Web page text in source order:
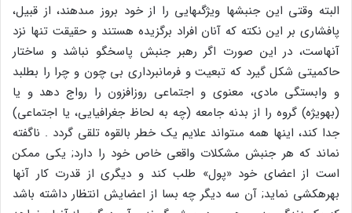
البته وقتى این جنبش‏ها ویژگى‏هایى را از خود بروز مى‏دهند، از قبیل،
پافشارى بر این نکته که آنان افراد برگزیده هستند و حقیقت تنها نزد
آنهاست، در این صورت اگر رهبر جنبش پاسخ‏گو نباشد و ساختار
حاکمیتى شکل گیرد که تبعیت و فرمانبردارى بى چون و چرا را بطلبد
و وابستگى مادى، معنوى و اجتماعى روزافزون را رواج دهد و یا
(به‏ویژه) گروه را از بدنه جامعه (چه به لحاظ جغرافیایى، یا اجتماعى)
جدا کند، اینها همه مى‏تواند علایم یک خطر بالقوه تلقى گردد . ناگفته
نماند که هر جنبش مشکلات واقعى خاص خود را دارد; یکى ممکن
است از اعضاى خود «پول‏» طلب کند و دیگرى از قدرت کار آن‏ها
بهره‏کشى نماید; آن سه دیگر چه بسا از اعضایش انتظار داشته باشد